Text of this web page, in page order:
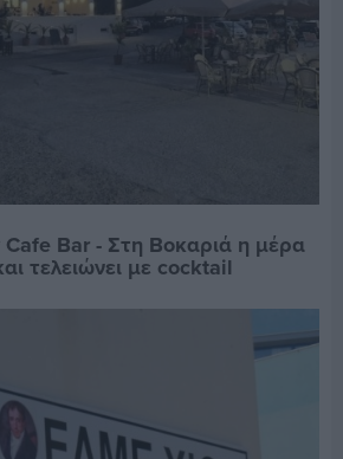
Bar - Στη Βοκαριά η μέρα
τελειώνει με cocktail